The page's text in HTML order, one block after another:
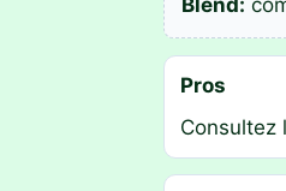
Pros
Consultez